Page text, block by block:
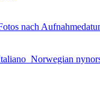
nach
Norwegian